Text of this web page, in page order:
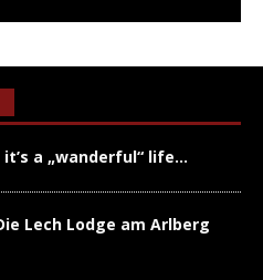
it’s a „wanderful“ life…
Lech Lodge am Arlberg